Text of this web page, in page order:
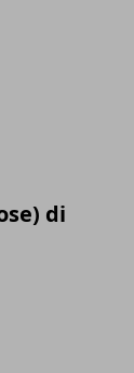
di